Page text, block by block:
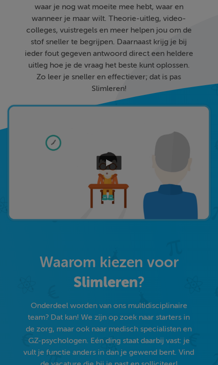
waar je nog wat moeite mee hebt, waar en
wanneer je maar wilt. Theorie-uitleg, video-
colleges, vuistregels en meer helpen jou om de
stof sneller te begrijpen. Daarnaast krijg je bij
ieder fout gegeven antwoord direct een heldere
uitleg hoe je de vraag het beste kunt oplossen.
Zo leer je sneller en effectiever; dat is pas
Slimleren!
Waarom kiezen voor
Slimleren?
Onderdeel worden van ons multidisciplinaire
team? Dat kan! We zijn op zoek naar starters in
de zorg, maar ook naar medisch specialisten en
GZ-psychologen. Eén ding staat daarbij vast: je
vult je functie anders in dan je gewend bent. Vind